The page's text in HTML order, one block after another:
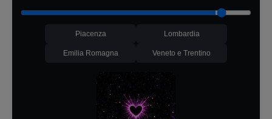
Piacenza Lombardia
Emilia Romagna Veneto e Trentino